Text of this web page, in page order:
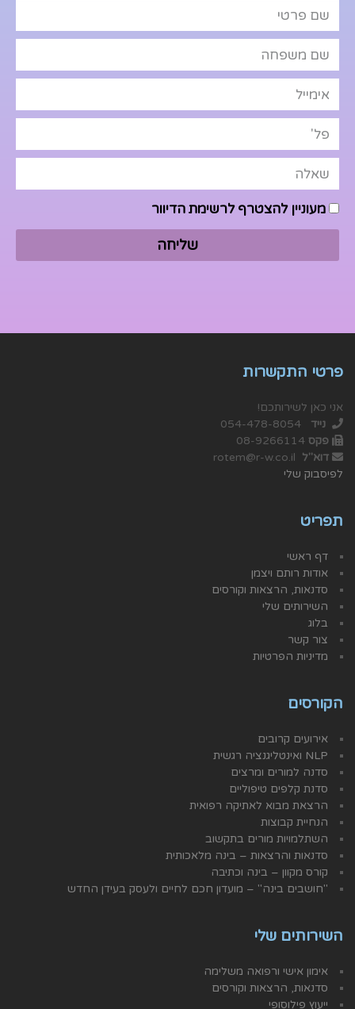
מעוניין להצטרף לרשימת הדיוור
שליחה
פרטי התקשרות
אני כאן לשירותכם!
נייד 054-478-8054
פקס
דוא"ל
לפיסבוק שלי
תפריט
דף ראשי
אודות רותם ויצמן
סדנאות, הרצאות וקורסים
השירותים שלי
בלוג
צור קשר
מדיניות הפרטיות
הקורסים
אירועים קרובים
NLP ואינטליגנציה רגשית
סדנה למורים ומרצים
סדנת קלפים טיפוליים
הרצאת מבוא לאתיקה רפואית
הנחיית קבוצות
השתלמויות מורים בתקשוב
סדנאות והרצאות – בינה מלאכותית
קורס מקוון – בינה וכתיבה
"חושבים בינה" – מועדון חכם לחיים ולעסק בעידן החדש
השירותים שלי
אימון אישי ורפואה משלימה
סדנאות, הרצאות וקורסים
ייעוץ פילוסופי